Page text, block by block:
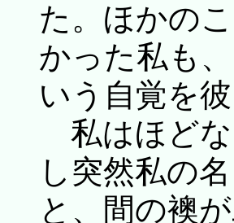
た。ほかの
かった私も
いう自覚を
私はほどな
し突然私の
と、間の襖